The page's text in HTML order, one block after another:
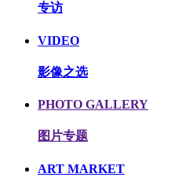
专访
VIDEO
影像之选
PHOTO GALLERY
图片专题
ART MARKET